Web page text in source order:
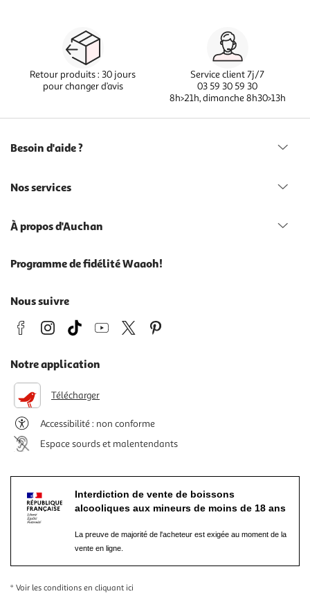
Retour produits : 30 jours
pour changer d’avis
Service client 7j/7
03 59 30 59 30
8h>21h, dimanche 8h30>13h
Besoin d'aide ?
Nos services
À propos d'Auchan
Programme de fidélité Waaoh!
Nous suivre
Notre application
Télécharger
Accessibilité : non conforme
Espace sourds et malentendants
Interdiction de vente de boissons
alcooliques aux mineurs de moins de 18 ans
La preuve de majorité de l'acheteur est exigée au moment de la
vente en ligne.
* Voir les conditions en cliquant ici